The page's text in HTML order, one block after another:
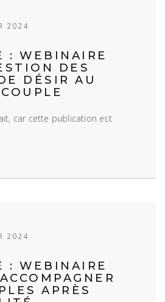
2024
: WEBINAIRE
DES
DÉSIR AU
car cette publication est
2024
: WEBINAIRE
APRÈS